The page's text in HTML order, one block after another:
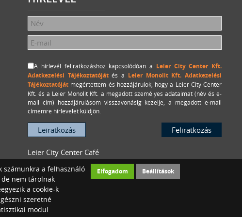
A hírlevél feliratkozáshoz kapcsolódóan a Leier City Center Kft.
Adatkezelési Tájékoztatójátés a Leier Monolit Kft. Adatkezelési
Tájékoztatóját megértettem és hozzájárulok, hogy a Leier City Center
Kft. és a Leier Monolit Kft. a megadott személyes adataimat (név és e-
mail cím) hozzájárulásom visszavonásig kezelje, a megadott e-mail
címemre hírlevelet küldjön.
Leier City Center Café
Konferenciaterem bérlés
számunkra a felhasználó
nem tárolnak
a cookie-k
szeretné
modul
Elfogadom Beállítások